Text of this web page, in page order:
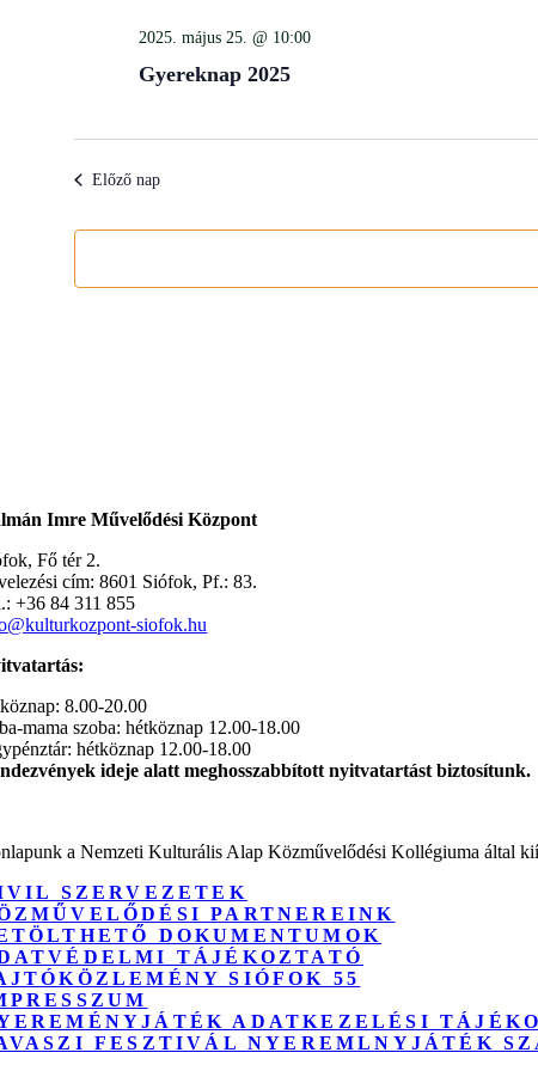
2025. május 25. @ 10:00
Gyereknap 2025
Előző nap
Imre Művelődési Központ
Fő tér 2.
cím: 8601 Siófok, Pf.: 83.
+36 84 311 855
siofok.hu
8.00-20.00
mama szoba: hétköznap 12.00-18.00
hétköznap 12.00-18.00
ideje alatt meghosszabbított nyitvatartást biztosítunk.
a Nemzeti Kulturális Alap Közművelődési Kollégiuma által
SZERVEZETEK
PARTNEREINK
DOKUMENTUMOK
TÁJÉKOZTATÓ
SIÓFOK 55
ADATKEZELÉSI
FESZTIVÁL NYEREMLNYJÁTÉK